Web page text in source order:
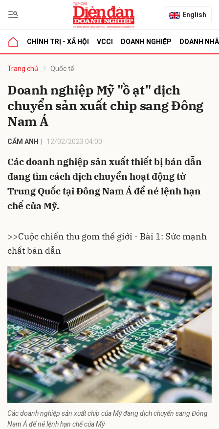
English
CHÍNH TRỊ - XÃ HỘI VCCI DOANH NGHIỆP DOANH
Trang chủ Quốc tế
Doanh nghiệp Mỹ "ồ ạt" dịch
chuyển sản xuất chip sang Đông
Nam Á
CẨM ANH 12/02/2023 04:00
Các doanh nghiệp sản xuất thiết bị bán dẫn
đang tìm cách dịch chuyển hoạt động từ
Trung Quốc tại Đông Nam Á để né lệnh hạn
chế của Mỹ.
>>Cuộc chiến thu gom thế giới - Bài 1: Sức mạnh
chất bán dẫn
Các doanh nghiệp sản xuất chíp của Mỹ đang dịch chuyển sang Đông
Nam Á để né lệnh hạn chế của Mỹ
luận
Hủy